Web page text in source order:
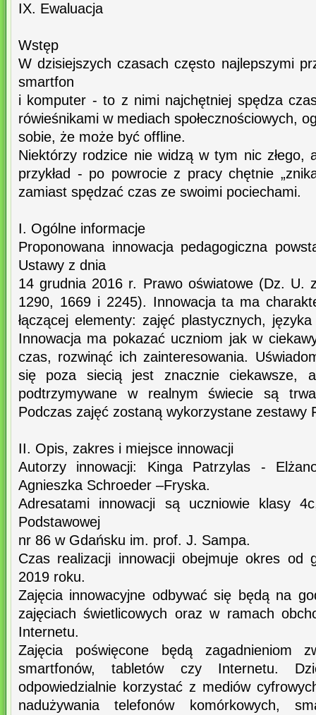
IX. Ewaluacja
Wstęp
W dzisiejszych czasach często najlepszymi
smartfon
i komputer - to z nimi najchętniej spędza
rówieśnikami w mediach społecznościowych,
sobie, że może być offline.
Niektórzy rodzice nie widzą w tym nic złego,
przykład - po powrocie z pracy chętnie
zamiast spędzać czas ze swoimi pociechami.
I. Ogólne informacje
Proponowana innowacja pedagogiczna
Ustawy z dnia
14 grudnia 2016 r. Prawo oświatowe (Dz. U.
1290, 1669 i 2245). Innowacja ta ma
łączącej elementy: zajęć plastycznych,
Innowacja ma pokazać uczniom jak w
czas, rozwinąć ich zainteresowania.
się poza siecią jest znacznie ciekawsze,
podtrzymywane w realnym świecie są
Podczas zajęć zostaną wykorzystane zestawy
II. Opis, zakres i miejsce innowacji
Autorzy innowacji: Kinga Patrzylas -
Agnieszka Schroeder –Fryska.
Adresatami innowacji są uczniowie klasy
Podstawowej
nr 86 w Gdańsku im. prof. J. Sampa.
Czas realizacji innowacji obejmuje okres od
2019 roku.
Zajęcia innowacyjne odbywać się będą na
zajęciach świetlicowych oraz w ramach
Internetu.
Zajęcia poświęcone będą zagadnieniom
smartfonów, tabletów czy Internetu.
odpowiedzialnie korzystać z mediów
nadużywania telefonów komórkowych,